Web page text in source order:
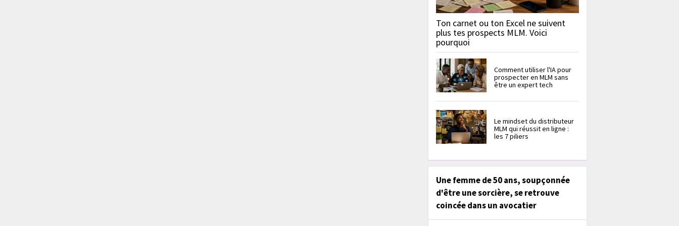
Ton carnet ou ton Excel ne suivent
plus tes prospects MLM. Voici
pourquoi
Comment utiliser l'IA pour
prospecter en MLM sans
être un expert tech
Le mindset du distributeur
MLM qui réussit en ligne :
les 7 piliers
Une femme de 50 ans, soupçonnée
d'être une sorcière, se retrouve
coincée dans un avocatier